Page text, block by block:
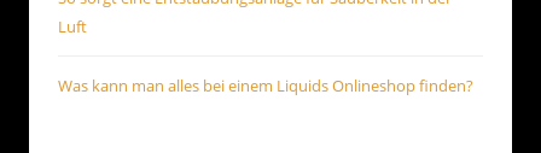
Luft
Was kann man alles bei einem Liquids Onlineshop finden?